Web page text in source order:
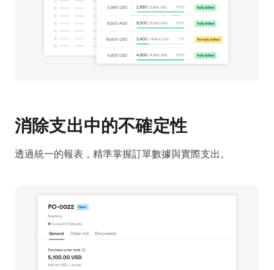
消除支出中的不確定性
透過統一的報表，精準掌握訂單數據與實際支出。